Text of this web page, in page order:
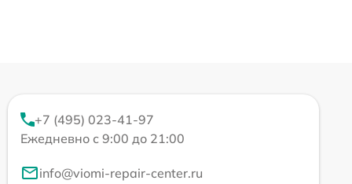
+7 (495) 023-41-97
Ежедневно с 9:00 до 21:00
info@viomi-repair-center.ru